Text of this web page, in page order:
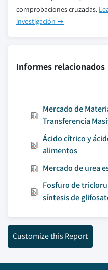
comprobaciones cruzadas.
investigación →
Informes relacionados
Mercado de
Transferencia
Ácido cítrico y
alimentos
Mercado de urea
Fosfuro de
síntesis de
Customize this Report